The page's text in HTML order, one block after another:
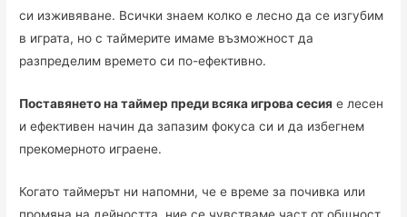
си изживяване. Всички знаем колко е лесно да се изгубим
в играта, но с таймерите имаме възможност да
разпределим времето си по-ефективно.
Поставянето на таймер преди всяка игрова сесия е лесен
и ефективен начин да запазим фокуса си и да избегнем
прекомерното играене.
Когато таймерът ни напомни, че е време за почивка или